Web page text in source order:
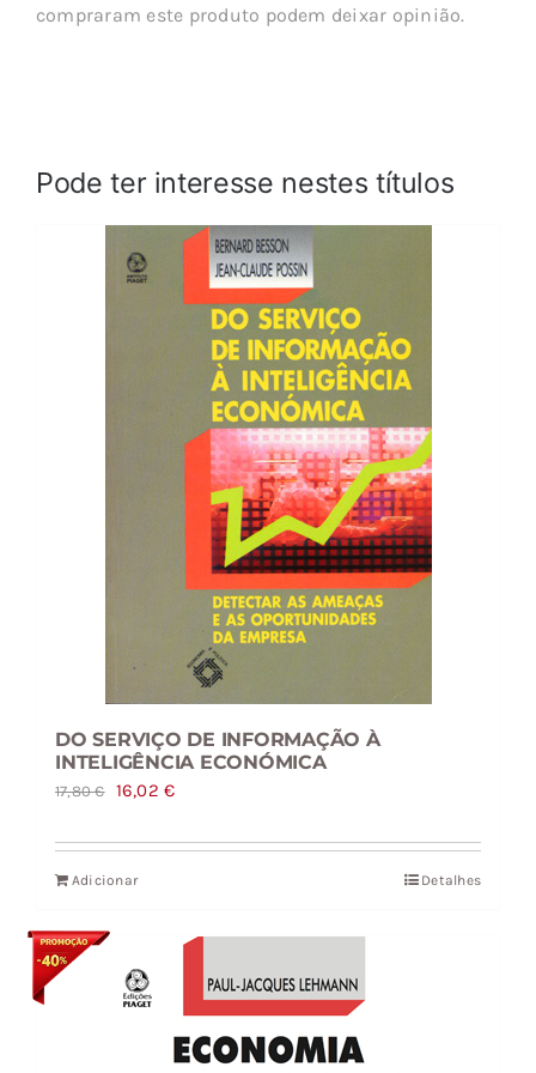
compraram este produto podem deixar opinião.
Pode ter interesse nestes títulos
DO SERVIÇO DE INFORMAÇÃO À
INTELIGÊNCIA ECONÓMICA
17,80€
O
original
era:
16,02€O
atual
Adicionar Detalhes